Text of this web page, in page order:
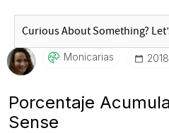
Monicarias
Porcentaje
Sense